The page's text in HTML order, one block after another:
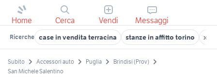
Home Cerca Vendi Messaggi
Ricerche case in vendita terracina stanze in affitto torino xr
Subito Accessori auto Puglia
Brindisi (Prov)
San Michele Salentino